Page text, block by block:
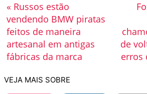
de
erros
« Russos estão
vendendo BMW piratas
feitos de maneira
artesanal em antigas
fábricas da marca
VEJA MAIS SOBRE